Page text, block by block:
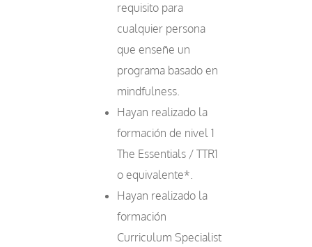
requisito para
cualquier persona
que enseñe un
programa basado en
mindfulness.
Hayan realizado la
formación de nivel 1
The Essentials / TTR1
o equivalente*.
Hayan realizado la
formación
Curriculum Specialist